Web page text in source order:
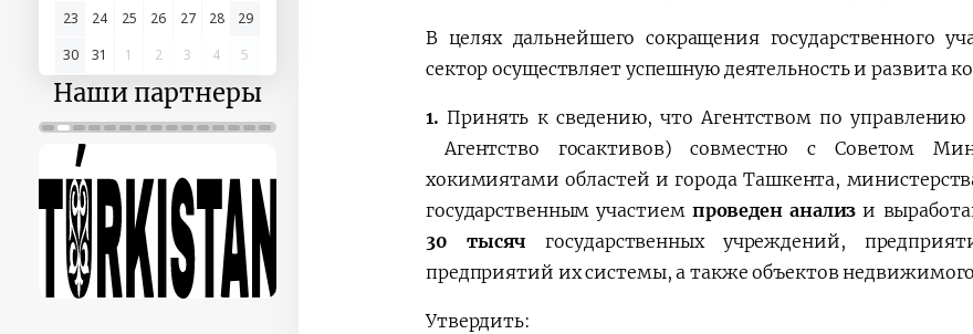
23
24 25 26 27 28
29
30
31 1 2 3 4 5
Наши партнеры
В целях дальнейшего сокращения государственного
сектор осуществляет успешную деятельность и развита
1. Принять к сведению, что Агентством по
Агентство госактивов) совместно с Советом
хокимиятами областей и города Ташкента,
государственным участием проведен анализ и
30 тысяч государственных учреждений,
предприятий их системы, а также объектов
Утвердить: